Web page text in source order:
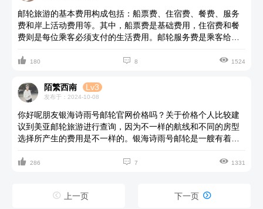
本的沟通是没有问题的，服务人员以及管家的专业可以为来自
不同国家的乘客提供最方便的服务。最后邮轮旅行的话签证比
较好办理，还有很大部分国家对中国邮轮游客的免签政策，也
准非常高，这是在邮轮界都比较出名的，感兴趣你可以在美亚
邮轮旅游的基本费用构成包括：船票费、住宿费、餐费、服务
费和岸上活动费用等。其中，船票费是基础费用，住宿费和餐
费则是每位乘客必须支付的生活费用。邮轮服务费是乘客给邮
游团一样，岸上活动费用因具体活动而异，大多需要额外支
舱位等级、邮轮公司和旅程长度等因素而有所变化，乘客需根
据所需出行时间和个人经济能力作出选择。比如一般邮轮公司
等。近些年因为一些奢华邮轮的加入，价格也有可能高于此，
具体取决于个人的经济能力和旅行需求。对了，你们可以在美
亚邮轮旅行查询到近期最准确的银海诗雨号邮轮价格哦~
 180  8  1524
陌繁西南 Lv3
发布于：2024-10-08
你好呢朋友银海诗雨号邮轮官网价格吗？关于价格个人比较建
议到美亚邮轮旅游进行查询，因为不一样的航线和不同的房型
选择所产生的费用是不一样的。银海诗雨号邮轮是一艘有着自
的基础套房都可以享受私人管家服务，其次邮轮拥有不同类型
 286  7  1331
 上一页 下一页 